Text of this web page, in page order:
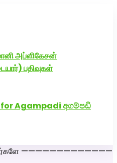
அப்ளிகேசன்
பதிவுகள்
Agampadi අගම්පඩි
—————————————
அகமுடையார்மேட்ரி-